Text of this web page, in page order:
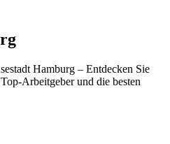
Hamburg – Entdecken Sie
Arbeitgeber und die besten